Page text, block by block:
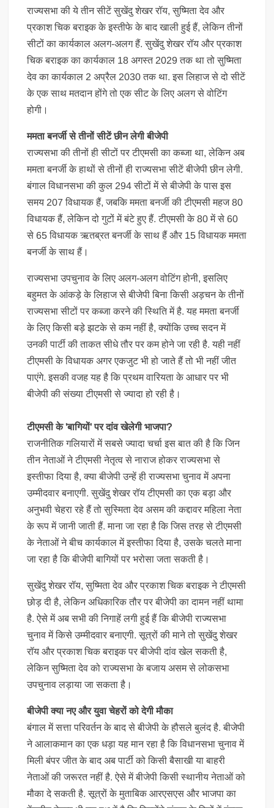
राज्यसभा की ये तीन सीटें सुखेंदु शेखर रॉय, सुष्मिता देव और
प्रकाश चिक बराइक के इस्तीफे के बाद खाली हुई हैं, लेकिन तीनों
सीटों का कार्यकाल अलग-अलग हैं. सुखेंदु शेखर रॉय और प्रकाश
चिक बराइक का कार्यकाल 18 अगस्त 2029 तक था तो सुष्मिता
देव का कार्यकाल 2 अप्रैल 2030 तक था. इस लिहाज से दो सीटें
के एक साथ मतदान होंगे तो एक सीट के लिए अलग से वोटिंग
होगी।
ममता बनर्जी से तीनों सीटें छीन लेगी बीजेपी
राज्यसभा की तीनों ही सीटों पर टीएमसी का कब्जा था, लेकिन अब
ममता बनर्जी के हाथों से तीनों ही राज्यसभा सीटें बीजेपी छीन लेगी.
बंगाल विधानसभा की कुल 294 सीटों में से बीजेपी के पास इस
समय 207 विधायक हैं, जबकि ममता बनर्जी की टीएमसी महज 80
विधायक हैं, लेकिन दो गुटों में बंटे हुए हैं. टीएमसी के 80 में से 60
से 65 विधायक ऋतब्रत बनर्जी के साथ हैं और 15 विधायक ममता
बनर्जी के साथ हैं।
राज्यसभा उपचुनाव के लिए अलग-अलग वोटिंग होनी, इसलिए
बहुमत के आंकड़े के लिहाज से बीजेपी बिना किसी अड़चन के तीनों
राज्यसभा सीटों पर कब्जा करने की स्थिति में है. यह ममता बनर्जी
के लिए किसी बड़े झटके से कम नहीं है, क्योंकि उच्च सदन में
उनकी पार्टी की ताकत सीधे तौर पर कम होने जा रही है. यही नहीं
टीएमसी के विधायक अगर एकजुट भी हो जाते हैं तो भी नहीं जीत
पाएंगे. इसकी वजह यह है कि प्रथम वारियता के आधार पर भी
बीजेपी की संख्या टीएमसी से ज्यादा हो रही है।
टीएमसी के 'बागियों' पर दांव खेलेगी भाजपा?
राजनीतिक गलियारों में सबसे ज्यादा चर्चा इस बात की है कि जिन
तीन नेताओं ने टीएमसी नेतृत्व से नाराज होकर राज्यसभा से
इस्तीफा दिया है, क्या बीजेपी उन्हें ही राज्यसभा चुनाव में अपना
उम्मीदवार बनाएगी. सुखेंदु शेखर रॉय टीएमसी का एक बड़ा और
अनुभवी चेहरा रहे हैं तो सुस्मिता देव असम की कद्दावर महिला नेता
के रूप में जानी जाती हैं. माना जा रहा है कि जिस तरह से टीएमसी
के नेताओं ने बीच कार्यकाल में इस्तीफा दिया है, उसके चलते माना
जा रहा है कि बीजेपी बागियों पर भरोसा जता सकती है।
सुखेंदु शेखर रॉय, सुष्मिता देव और प्रकाश चिक बराइक ने टीएमसी
छोड़ दी है, लेकिन अधिकारिक तौर पर बीजेपी का दामन नहीं थामा
है. ऐसे में अब सभी की निगाहें लगी हुई हैं कि बीजेपी राज्यसभा
चुनाव में किसे उम्मीदवार बनाएगी. सूत्रों की माने तो सुखेंदु शेखर
रॉय और प्रकाश चिक बराइक पर बीजेपी दांव खेल सकती है,
लेकिन सुष्मिता देव को राज्यसभा के बजाय असम से लोकसभा
उपचुनाव लड़ाया जा सकता है।
बीजेपी क्या नए और युवा चेहरों को देगी मौका
बंगाल में सत्ता परिवर्तन के बाद से बीजेपी के हौसले बुलंद है. बीजेपी
ने आलाकमान का एक धड़ा यह मान रहा है कि विधानसभा चुनाव में
मिली बंपर जीत के बाद अब पार्टी को किसी बैसाखी या बाहरी
नेताओं की जरूरत नहीं है. ऐसे में बीजेपी किसी स्थानीय नेताओं को
मौका दे सकती है. सूत्रों के मुताबिक आरएसएस और भाजपा का